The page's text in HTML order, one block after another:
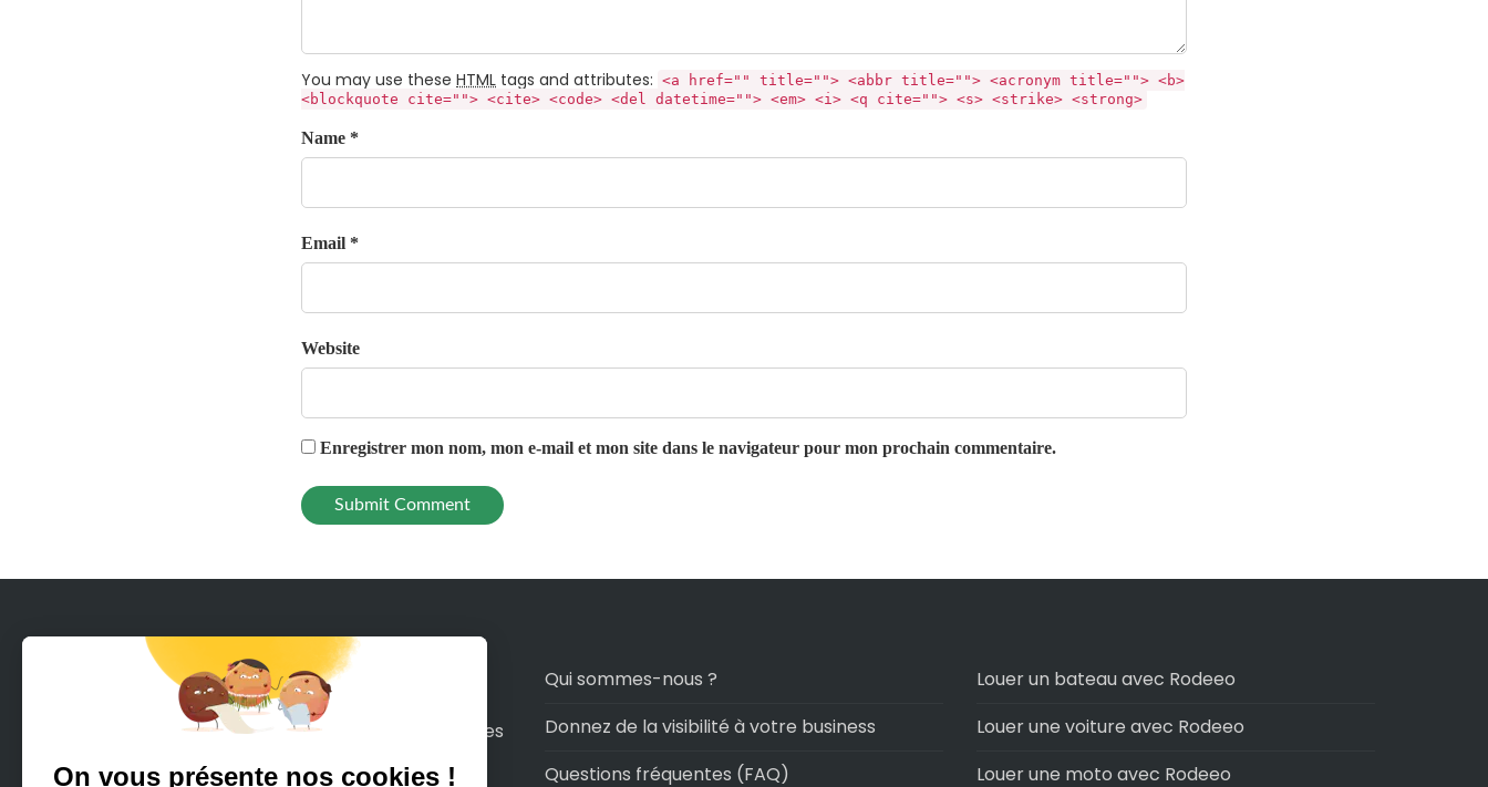
You may use these HTML tags and attributes: <a href="" title=""> <abbr title=""> <acronym title=""> <b>
<blockquote cite=""> <cite> <code> <del datetime=""> <em> <i> <q cite=""> <s> <strike> <strong>
Name *
Email *
Website
Enregistrer mon nom, mon e-mail et mon site dans le navigateur pour mon prochain commentaire.
Avec Rodeeo, louez en quelques clics tous les
vous pouvez imaginer.
Qui sommes-nous ?
Donnez de la visibilité à votre business
Questions fréquentes (FAQ)
Louer un bateau avec Rodeeo
Louer une voiture avec Rodeeo
Louer une moto avec Rodeeo